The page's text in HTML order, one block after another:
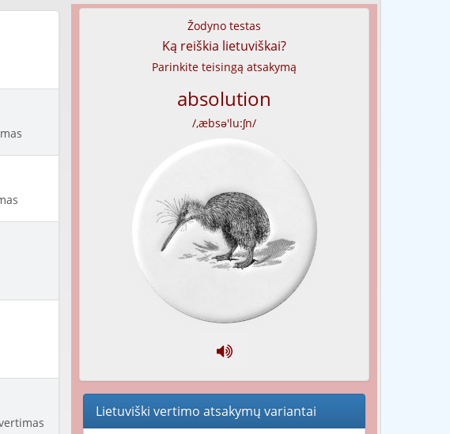
Žodyno testas
Ką reiškia lietuviškai?
Parinkite teisingą atsakymą
absolution
/,æbsə'lu:ʃn/
Lietuviški vertimo atsakymų variantai